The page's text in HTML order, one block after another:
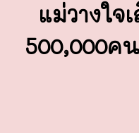
แม่วางใจ
500,000ค